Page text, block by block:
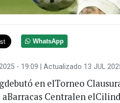
WhatsApp
- 19:09 | Actualizado 13 JUL
en elTorneo
Centralen